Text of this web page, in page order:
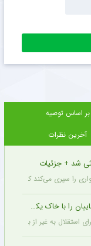
بر اساس توصیه
آخرین نظرات
شد + جزئیات
را سپری می‌کند که در
یکسان کرد + جزئیات
به غیر از بازار